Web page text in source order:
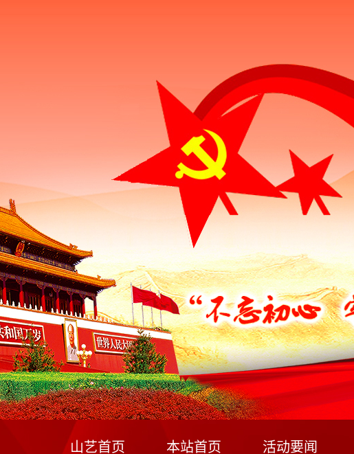
山艺首页 本站首页 活动要闻